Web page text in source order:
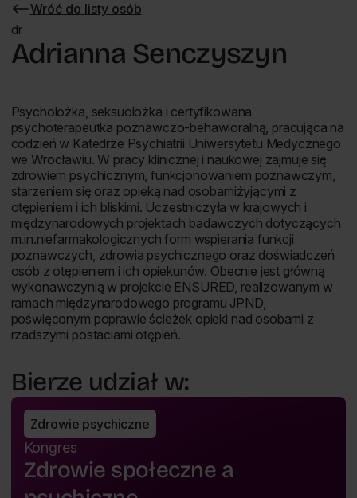
Wróć do listy osób
Wróć
do
listy
osób
dr
Adrianna Senczyszyn
Psycholożka, seksuolożka i​ certyfikowana​
psychoterapeutka poznawczo-behawioralną, pracująca na
codzień w Katedrze Psychiatrii Uniwersytetu Medycznego
we Wrocławiu. W pracy klinicznej i naukowej zajmuje się
zdrowiem psychicznym, funkcjonowaniem poznawczym,
starzeniem się oraz opieką nad osobamiżyjącymi z
otępieniem i ich bliskimi. Uczestniczyła w krajowych i
międzynarodowych projektach badawczych dotyczących
m.in.niefarmakologicznych form wspierania funkcji
poznawczych, zdrowia psychicznego oraz doświadczeń
osób z otępieniem i ich opiekunów. Obecnie jest główną
wykonawczynią w projekcie ENSURED, realizowanym w
ramach międzynarodowego programu JPND,
poświęconym poprawie ścieżek opieki nad osobami z
rzadszymi postaciami otępień.
Bierze udział w:
Zdrowie psychiczne
Kongres
Zdrowie społeczne a